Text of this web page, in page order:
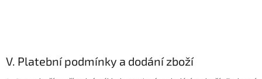
V. Platební podmínky a dodání zboží